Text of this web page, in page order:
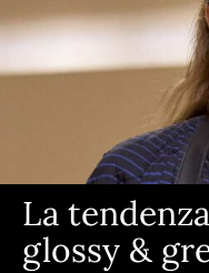
La
glossy &